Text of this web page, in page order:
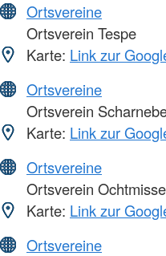
Ortsvereine
Ortsverein Tespe
Karte: Link zur
Ortsvereine
Ortsverein
Karte: Link zur
Ortsvereine
Ortsverein
Karte: Link zur
Ortsvereine